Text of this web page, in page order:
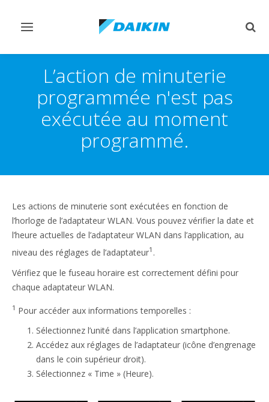
Afficher/masquer
L’action de minuterie
programmée n'est pas
exécutée au moment
programmé.
Les actions de minuterie sont exécutées en fonction de
l’horloge de l’adaptateur WLAN. Vous pouvez vérifier la date et
l’heure actuelles de l’adaptateur WLAN dans l’application, au
niveau des réglages de l’adaptateur1 .
Vérifiez que le fuseau horaire est correctement défini pour
chaque adaptateur WLAN.
1 Pour accéder aux informations temporelles :
Sélectionnez l’unité dans l’application smartphone.
Accédez aux réglages de l’adaptateur (icône d’engrenage
dans le coin supérieur droit).
Sélectionnez « Time » (Heure).